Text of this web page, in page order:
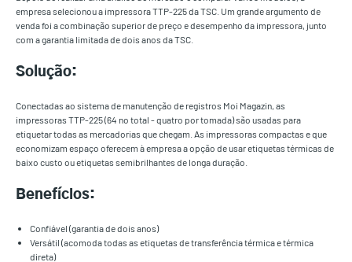
empresa selecionou a impressora TTP-225 da TSC. Um grande argumento de
venda foi a combinação superior de preço e desempenho da impressora, junto
com a garantia limitada de dois anos da TSC.
Solução:
Conectadas ao sistema de manutenção de registros Moi Magazin, as
impressoras TTP-225 (64 no total - quatro por tomada) são usadas para
etiquetar todas as mercadorias que chegam. As impressoras compactas e que
economizam espaço oferecem à empresa a opção de usar etiquetas térmicas de
baixo custo ou etiquetas semibrilhantes de longa duração.
Benefícios:
Confiável (garantia de dois anos)
Versátil (acomoda todas as etiquetas de transferência térmica e térmica
direta)